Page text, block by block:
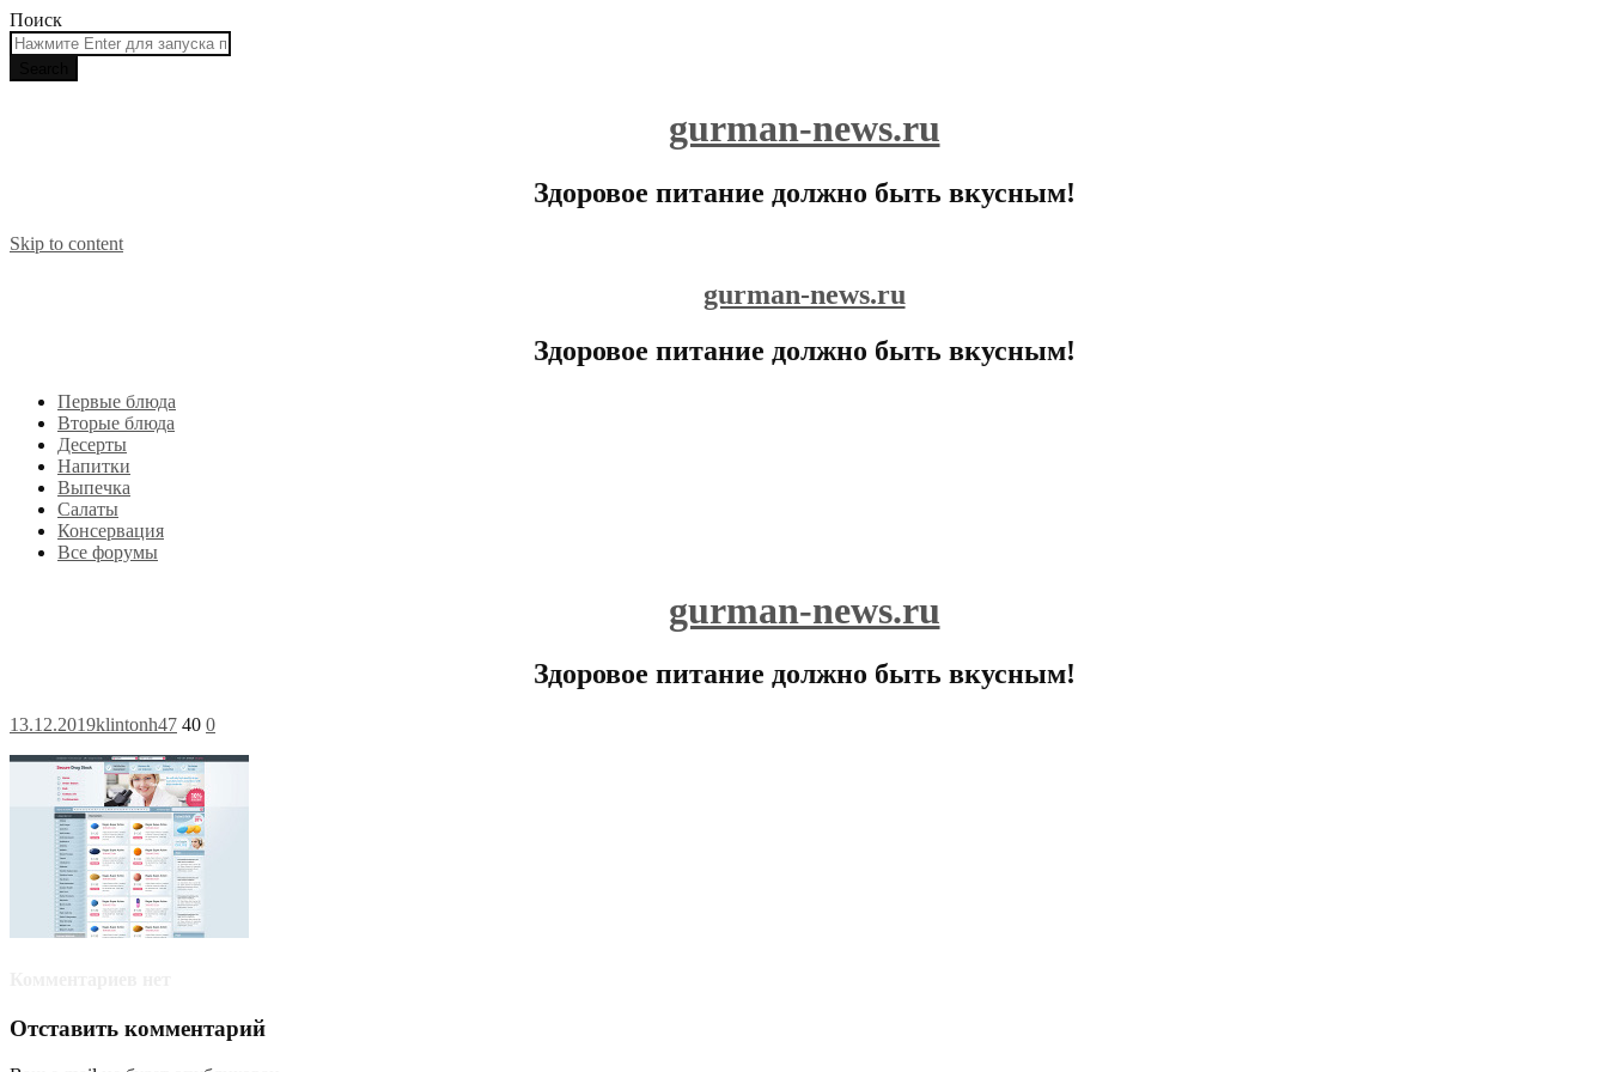
Поиск
gurman-news.ru
Здоровое питание должно быть вкусным!
Skip to content
gurman-news.ru
Здоровое питание должно быть вкусным!
Первые блюда
Вторые блюда
Десерты
Напитки
Выпечка
Салаты
Консервация
Все форумы
gurman-news.ru
Здоровое питание должно быть вкусным!
13.12.2019klintonh47 40 0
Отставить комментарий